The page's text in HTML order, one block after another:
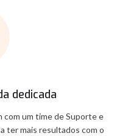
dedicada
um time de Suporte e
ter mais resultados com o